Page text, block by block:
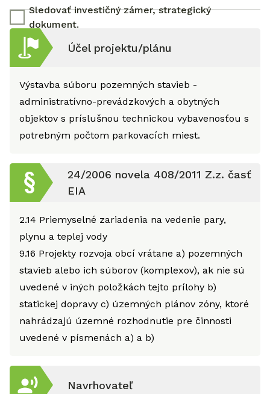
Sledovať investičný zámer, strategický
dokument.
Účel projektu/plánu
Výstavba súboru pozemných stavieb -
administratívno-prevádzkových a obytných
objektov s príslušnou technickou vybavenosťou s
potrebným počtom parkovacích miest.
24/2006 novela 408/2011 Z.z. časť
EIA
2.14 Priemyselné zariadenia na vedenie pary,
plynu a teplej vody
9.16 Projekty rozvoja obcí vrátane a) pozemných
stavieb alebo ich súborov (komplexov), ak nie sú
uvedené v iných položkách tejto prílohy b)
statickej dopravy c) územných plánov zóny, ktoré
nahrádzajú územné rozhodnutie pre činnosti
uvedené v písmenách a) a b)
Navrhovateľ